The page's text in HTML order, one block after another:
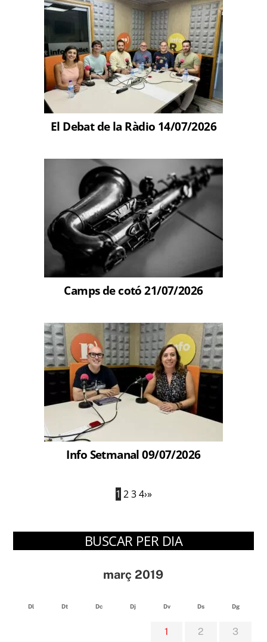
El Debat de la Ràdio 14/07/2026
Camps de cotó 21/07/2026
Info Setmanal 09/07/2026
1 2 3 4›»
BUSCAR PER DIA
març 2019
Dl Dt Dc Dj Dv Ds Dg
1 2 3